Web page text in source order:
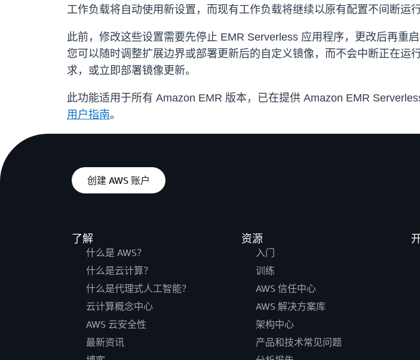
工作负载将自动使用新设置，而现有工作负载将继续以原有配置不间断运行
此前，修改这些设置需要先停止 EMR Serverless 应用程序，更改后再重
您可以随时调整扩展边界或部署更新后的自定义镜像，而不会中断正在
求，或立即部署镜像更新。
此功能适用于所有 Amazon EMR 版本，已在提供 Amazon EMR
用户指南。
创建 AWS 账户
了解
什么是 AWS？
什么是云计算？
什么是代理式人工智能？
云计算概念中心
AWS 云安全性
最新资讯
资源
入门
训练
AWS 信任中心
AWS 解决方案库
架构中心
产品和技术常见问题